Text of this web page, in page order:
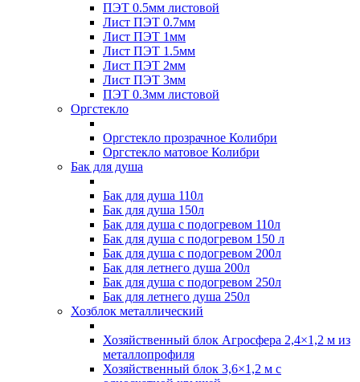
ПЭТ 0.5мм листовой
Лист ПЭТ 0.7мм
Лист ПЭТ 1мм
Лист ПЭТ 1.5мм
Лист ПЭТ 2мм
Лист ПЭТ 3мм
ПЭТ 0.3мм листовой
Оргстекло
Оргстекло прозрачное Колибри
Оргстекло матовое Колибри
Бак для душа
Бак для душа 110л
Бак для душа 150л
Бак для душа с подогревом 110л
Бак для душа с подогревом 150 л
Бак для душа с подогревом 200л
Бак для летнего душа 200л
Бак для душа с подогревом 250л
Бак для летнего душа 250л
Хозблок металлический
Хозяйственный блок Агросфера 2,4×1,2 м из
металлопрофиля
Хозяйственный блок 3,6×1,2 м с